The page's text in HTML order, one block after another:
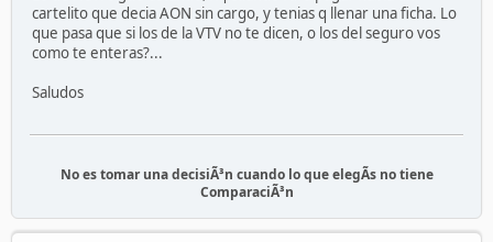
cartelito que decia AON sin cargo, y tenias q llenar una ficha. Lo
que pasa que si los de la VTV no te dicen, o los del seguro vos
como te enteras?...
Saludos
No es tomar una decisiÃ³n cuando lo que elegÃ­s no tiene
ComparaciÃ³n